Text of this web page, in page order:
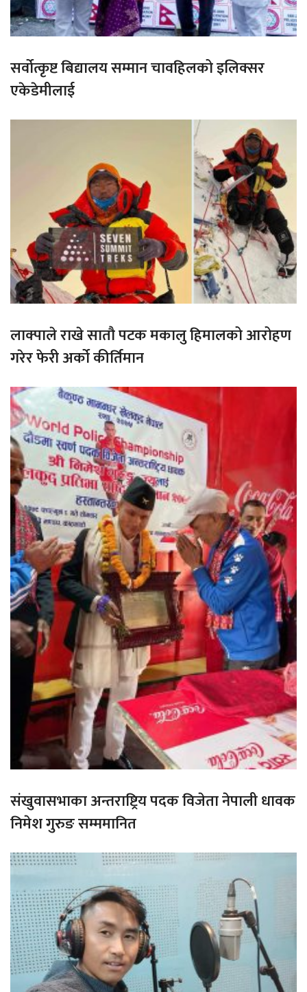
सर्वोत्कृष्ट बिद्यालय सम्मान चावहिलको इलिक्सर
एकेडेमीलाई
लाक्पाले राखे सातौ पटक मकालु हिमालको आरोहण
गरेर फेरी अर्को कीर्तिमान
संखुवासभाका अन्तराष्ट्रिय पदक विजेता नेपाली धावक
निमेश गुरुङ सम्ममानित